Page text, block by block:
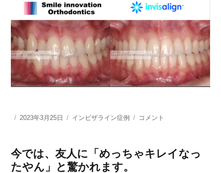
投
2023年3月25日
カ
リ
ー
インビザライン症例
イ
ラ
コメント
今では、友人に「めっちゃキレイなっ
たやん」と驚かれます。